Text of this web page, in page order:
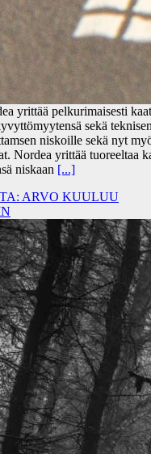
yrittää pelkurimaisesti
sekä
niskoille sekä nyt
Nordea yrittää tuoreeltaa
niskaan [...]
ARVO KUULUU